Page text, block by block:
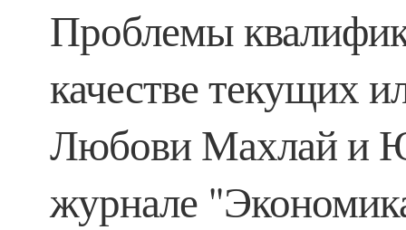
Проблемы
качестве текущих
Любови Махлай и
журнале